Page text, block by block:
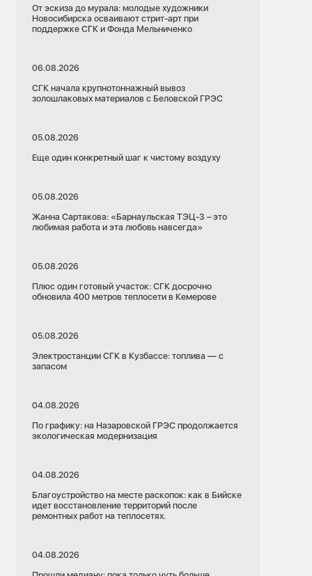
От эскиза до мурала: молодые художники
Новосибирска осваивают стрит-арт при
поддержке СГК и Фонда Мельниченко
06.08.2026
СГК начала крупнотоннажный вывоз
золошлаковых материалов с Беловской ГРЭС
05.08.2026
Еще один конкретный шаг к чистому воздуху
05.08.2026
Жанна Сартакова: «Барнаульская ТЭЦ-3 – это
любимая работа и эта любовь навсегда»
05.08.2026
Плюс один готовый участок: СГК досрочно
обновила 400 метров теплосети в Кемерове
05.08.2026
Электростанции СГК в Кузбассе: топлива — с
запасом
04.08.2026
По графику: на Назаровской ГРЭС продолжается
экологическая модернизация
04.08.2026
Благоустройство на месте раскопок: как в Бийске
идет восстановление территорий после
ремонтных работ на теплосетях.
04.08.2026